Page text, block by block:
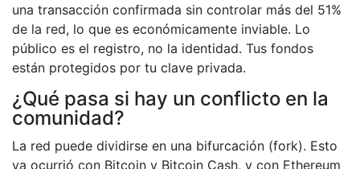
una transacción confirmada sin controlar más del 51%
de la red, lo que es económicamente inviable. Lo
público es el registro, no la identidad. Tus fondos
están protegidos por tu clave privada.
¿Qué pasa si hay un conflicto en la
comunidad?
La red puede dividirse en una bifurcación (fork). Esto
ya ocurrió con Bitcoin y Bitcoin Cash, y con Ethereum